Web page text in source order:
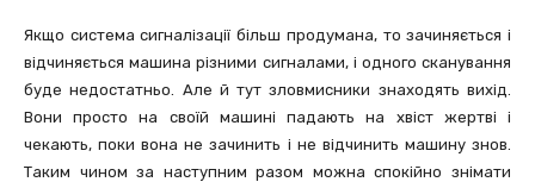
Якщо система сигналізації більш продумана, то зачиняється і
відчиняється машина різними сигналами, і одного сканування
буде недостатньо. Але й тут зловмисники знаходять вихід.
Вони просто на своїй машині падають на хвіст жертві і
чекають, поки вона не зачинить і не відчинить машину знов.
Таким чином за наступним разом можна спокійно знімати